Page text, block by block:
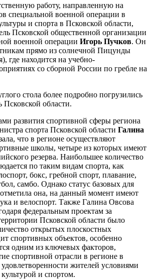
работу, направленную на
специальной военной операции в
и спорта в Псковской области,
Псковской общественной организации
военной операции Игорь Пучков. Он
прямо из солнечной Пицунды
где находится на учебно-
со сборной России по гребле на
стола более подробно погрузились
области.
развития спортивной сферы региона
спорта Псковской области Галина
что в регионе осуществляют
школы, четыре из которых имеют
резерва. Наибольшее количество
по таким видам спорта, как
бокс, гребной спорт, плавание,
самбо. Однако статус базовых для
она, на данный момент имеют
и велоспорт. Также Галина Овсова
федеральным проектам за
Псковской области было
открытых плоскостных
спортивных объектов, особенно
одним из ключевых факторов,
спортивной отрасли в регионе в
жителей условиями
и спортом.